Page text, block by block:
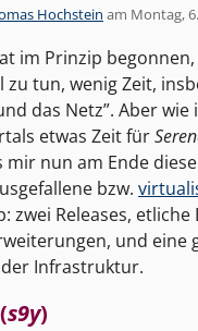
Hochstein am Montag,
im Prinzip
zu tun, wenig Zeit,
das Netz”. Aber wie
etwas Zeit für
mir nun am Ende
bzw.
zwei Releases,
und eine
Infrastruktur.
s9y)